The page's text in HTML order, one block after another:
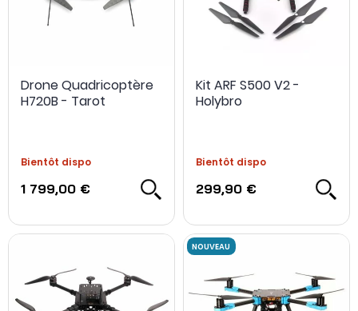
Drone Quadricoptère
H720B - Tarot
Bientôt dispo
1 799,00 €
Kit ARF S500 V2 -
Holybro
Bientôt dispo
299,90 €